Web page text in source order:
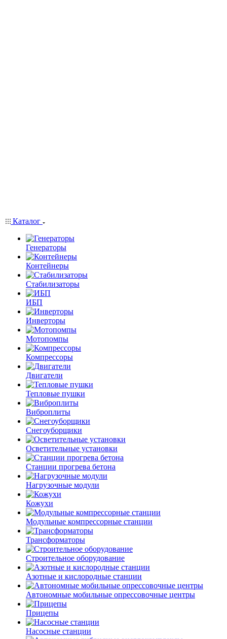
Каталог
Генераторы
Контейнеры
Стабилизаторы
ИБП
Инверторы
Мотопомпы
Компрессоры
Двигатели
Тепловые пушки
Виброплиты
Снегоуборщики
Осветительные установки
Станции прогрева бетона
Нагрузочные модули
Кожухи
Модульные компрессорные станции
Трансформаторы
Строительное оборудование
Азотные и кислородные станции
Автономные мобильные опрессовочные центры
Прицепы
Насосные станции